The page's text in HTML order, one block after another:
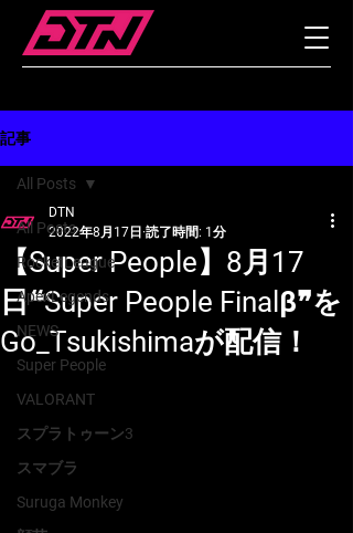
記事
All Posts
RocketLeague
ApexLegends
NEWS
Super People
VALORANT
スプラトゥーン3
スマブラ
Suruga Monkey
All Posts
【Super People】8月17
日❝Super People Finalβ❞を
Go_Tsukishimaが配信！
DTN
2022年8月17日 読了時間: 1分